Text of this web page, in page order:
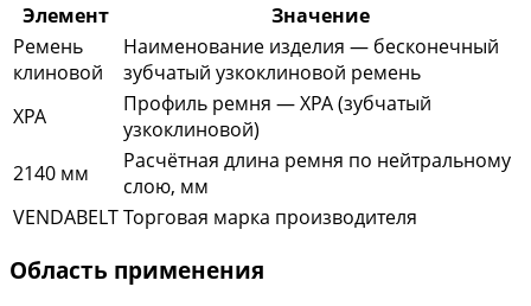
Элемент
Значение
Ремень
клиновой
Наименование изделия — бесконечный
зубчатый узкоклиновой ремень
XPA
Профиль ремня — XPA (зубчатый
узкоклиновой)
2140 мм
Расчётная длина ремня по нейтральному
слою, мм
VENDABELTТорговая марка производителя
Область применения